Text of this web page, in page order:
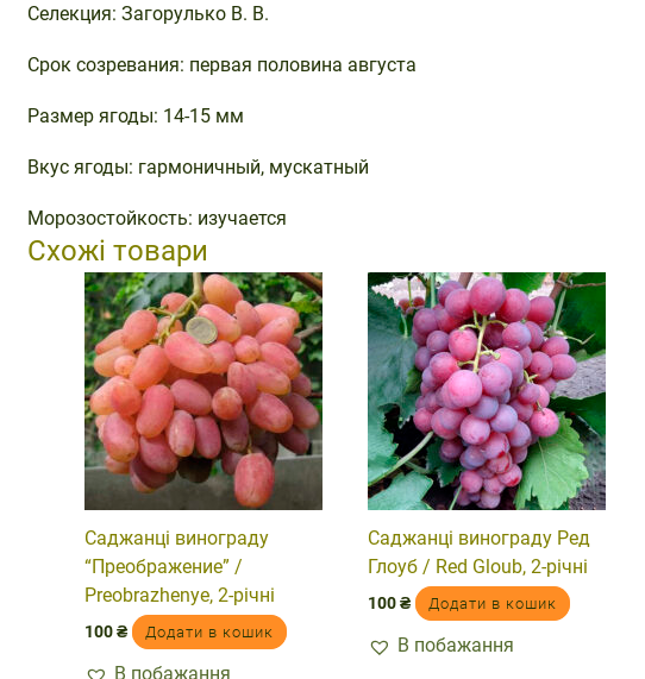
Селекция: Загорулько В. В.
Срок созревания: первая половина августа
Размер ягоды: 14-15 мм
Вкус ягоды: гармоничный, мускатный
Морозостойкость: изучается
Схожі товари
Саджанці винограду
“Преображение” /
Preobrazhenye, 2-річні
100₴ Додати в кошик
В побажання
Саджанці винограду Ред
Глоуб / Red Gloub, 2-річні
100₴ Додати в кошик
В побажання